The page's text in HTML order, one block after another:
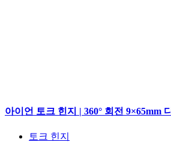
아이언 토크 힌지 | 360° 회전 9×65mm
토크 힌지